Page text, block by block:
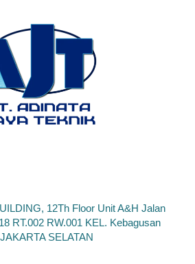
12Th Floor Unit A&H Jalan
RT.002 RW.001 KEL. Kebagusan
SELATAN